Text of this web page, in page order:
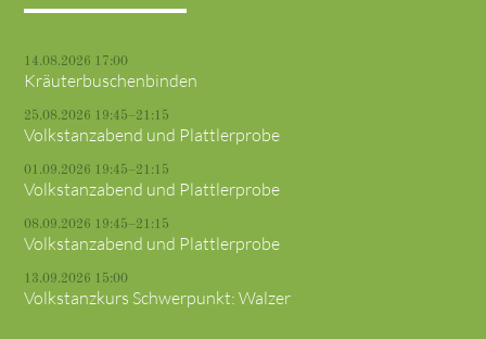
14.08.2026 17:00
Kräuterbuschenbinden
25.08.2026 19:45–21:15
Volkstanzabend und Plattlerprobe
01.09.2026 19:45–21:15
Volkstanzabend und Plattlerprobe
08.09.2026 19:45–21:15
Volkstanzabend und Plattlerprobe
13.09.2026 15:00
Volkstanzkurs Schwerpunkt: Walzer